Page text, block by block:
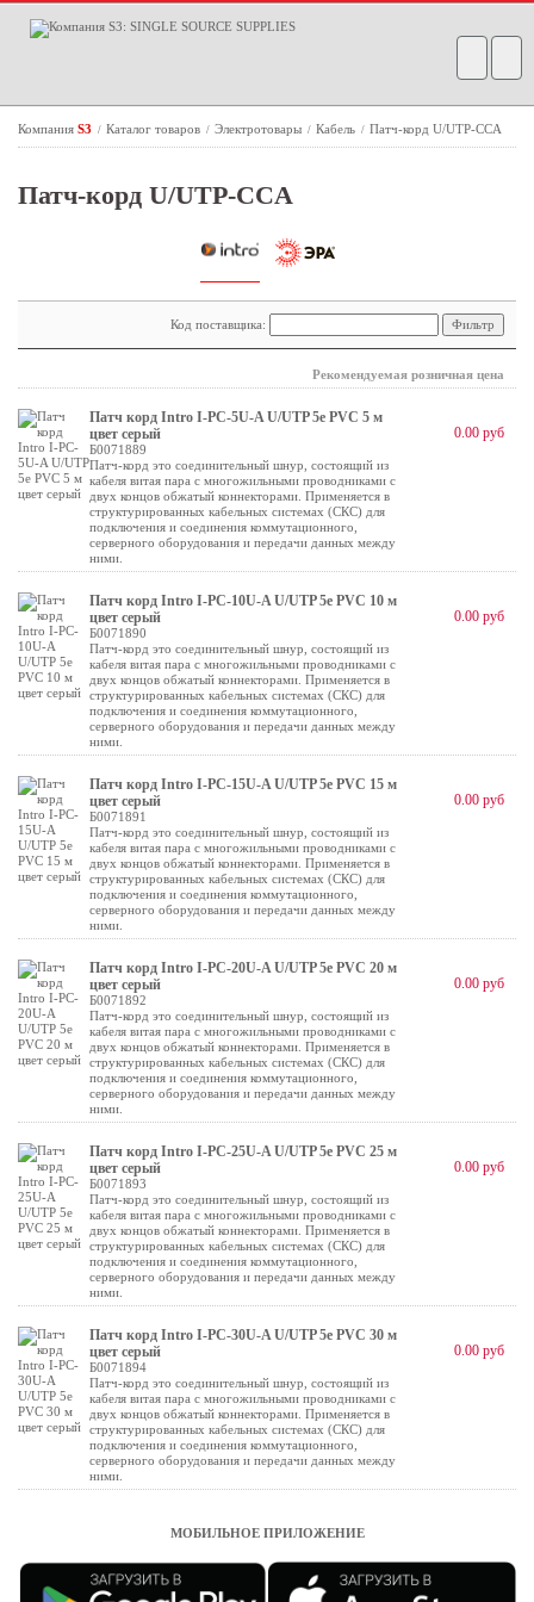
Компания S3 / Каталог товаров / Электротовары / Кабель / Патч-корд U/UTP-CCA
Патч-корд U/UTP-CCA
Код поставщика:
Рекомендуемая розничная цена
Патч корд Intro I-PC-5U-A U/UTP 5e PVC 5 м
цвет серый
Б0071889
Патч-корд это соединительный шнур, состоящий из
кабеля витая пара с многожильными проводниками с
двух концов обжатый коннекторами. Применяется в
структурированных кабельных системах (СКС) для
подключения и соединения коммутационного,
серверного оборудования и передачи данных между
ними.
0.00 руб
Патч корд Intro I-PC-10U-A U/UTP 5e PVC 10 м
цвет серый
Б0071890
Патч-корд это соединительный шнур, состоящий из
кабеля витая пара с многожильными проводниками с
двух концов обжатый коннекторами. Применяется в
структурированных кабельных системах (СКС) для
подключения и соединения коммутационного,
серверного оборудования и передачи данных между
ними.
0.00 руб
Патч корд Intro I-PC-15U-A U/UTP 5e PVC 15 м
цвет серый
Б0071891
Патч-корд это соединительный шнур, состоящий из
кабеля витая пара с многожильными проводниками с
двух концов обжатый коннекторами. Применяется в
структурированных кабельных системах (СКС) для
подключения и соединения коммутационного,
серверного оборудования и передачи данных между
ними.
0.00 руб
Патч корд Intro I-PC-20U-A U/UTP 5e PVC 20 м
цвет серый
Б0071892
Патч-корд это соединительный шнур, состоящий из
кабеля витая пара с многожильными проводниками с
двух концов обжатый коннекторами. Применяется в
структурированных кабельных системах (СКС) для
подключения и соединения коммутационного,
серверного оборудования и передачи данных между
ними.
0.00 руб
Патч корд Intro I-PC-25U-A U/UTP 5e PVC 25 м
цвет серый
Б0071893
Патч-корд это соединительный шнур, состоящий из
кабеля витая пара с многожильными проводниками с
двух концов обжатый коннекторами. Применяется в
структурированных кабельных системах (СКС) для
подключения и соединения коммутационного,
серверного оборудования и передачи данных между
ними.
0.00 руб
Патч корд Intro I-PC-30U-A U/UTP 5e PVC 30 м
цвет серый
Б0071894
Патч-корд это соединительный шнур, состоящий из
кабеля витая пара с многожильными проводниками с
двух концов обжатый коннекторами. Применяется в
структурированных кабельных системах (СКС) для
подключения и соединения коммутационного,
серверного оборудования и передачи данных между
ними.
0.00 руб
МОБИЛЬНОЕ ПРИЛОЖЕНИЕ